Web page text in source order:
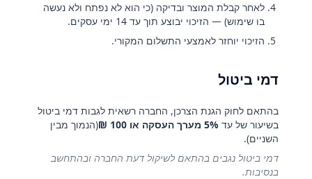
לאחר קבלת המוצר ובדיקה (כי הוא לא נפתח ולא נעשה
בו שימוש) — הזיכוי יבוצע תוך עד 14 ימי עסקים.
הזיכוי יוחזר לאמצעי התשלום המקורי.
דמי ביטול
בהתאם לחוק הגנת הצרכן, החברה רשאית לגבות דמי ביטול
בשיעור של עד 5% מערך העסקה או 100 ₪
(הנמוך מבין
השניים).
דמי ביטול נגבים בהתאם לשיקול דעת החברה ובהתחשב
בנסיבות.